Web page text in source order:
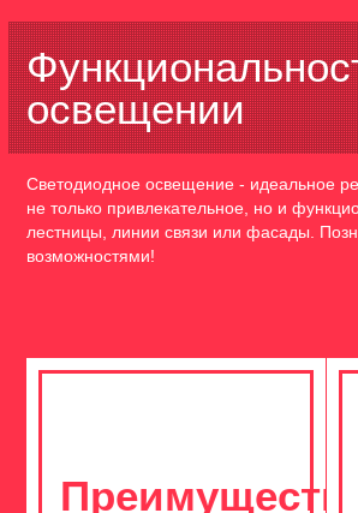
освещении
Светодиодное освещение - идеальное
не только привлекательное, но и
лестницы, линии связи или фасады.
возможностями!